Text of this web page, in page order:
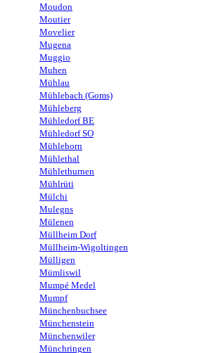
Moudon
Moutier
Movelier
Mugena
Muggio
Muhen
Mühlau
Mühlebach (Goms)
Mühleberg
Mühledorf BE
Mühledorf SO
Mühlehorn
Mühlethal
Mühlethurnen
Mühlrüti
Mülchi
Mulegns
Mülenen
Müllheim Dorf
Müllheim-Wigoltingen
Mülligen
Mümliswil
Mumpé Medel
Mumpf
Münchenbuchsee
Münchenstein
Münchenwiler
Münchringen